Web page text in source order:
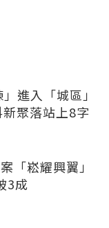
進入「城區」
聚落站上8字
「崧耀興翼」
3成